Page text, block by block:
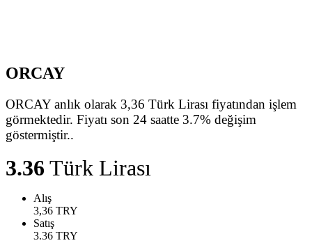
ORCAY
ORCAY anlık olarak 3,36 Türk Lirası fiyatından işlem
görmektedir. Fiyatı son 24 saatte 3.7% değişim
göstermiştir..
3.36 Türk Lirası
Alış
3,36 TRY
Satış
3.36 TRY